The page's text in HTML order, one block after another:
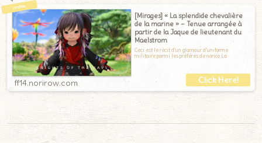
[Mirages] « La splendide chevalière
de la marine » – Tenue arrangée à
partir de la Jaque de lieutenant du
Maelstrom
Ceci est le récit d'un glamour d'uniforme
militaire parmi les préférés de norico.La
ff14.norirow.com